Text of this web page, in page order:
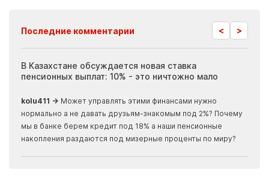
Последние комментарии < >
В Казахстане обсуждается новая ставка
пенсионных выплат: 10% - это ничтожно мало
kolu411 → Может управлять этими финансами нужно
нормально а не давать друзьям-знакомым под 2%? Почему
мы в банке берем кредит под 18% а наши пенсионные
накопления раздаются под мизерные проценты по миру?